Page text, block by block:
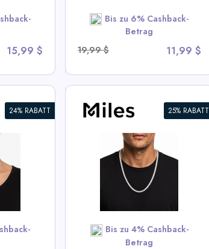
15,99 $
Bis zu 6% Cashback-
Betrag
19,99 $
11,99 $
SHOP NOW
24% RABATT 25% RABATT
Bis zu 4% Cashback-
Betrag
Chain
Deals
3mm Iced CZ Tennis Chain
Halskette
View All Miles Deals
SHOP NOW